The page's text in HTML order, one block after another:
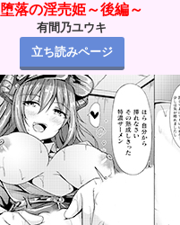
堕落の淫売姫～後編～
有間乃ユウキ
立ち読みページ